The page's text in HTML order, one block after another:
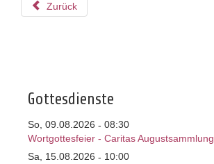
Zurück
Gottesdienste
So, 09.08.2026 - 08:30
Wortgottesfeier - Caritas Augustsammlung
Sa, 15.08.2026 - 10:00